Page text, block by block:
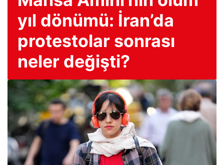
yıl dönümü: İran’da
protestolar sonrası
neler değişti?